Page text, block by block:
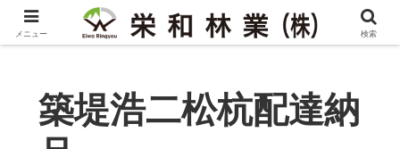
築堤浩二松杭配達納
メニュー 検索